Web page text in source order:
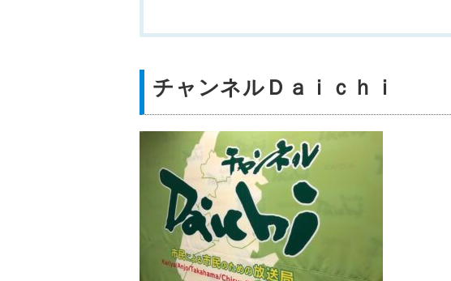
チャンネルＤａｉｃｈｉ